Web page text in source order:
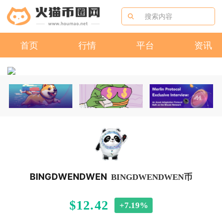
首页 行情 平台 资讯
BINGDWENDWEN BINGDWENDWEN币
$12.42 +7.19%